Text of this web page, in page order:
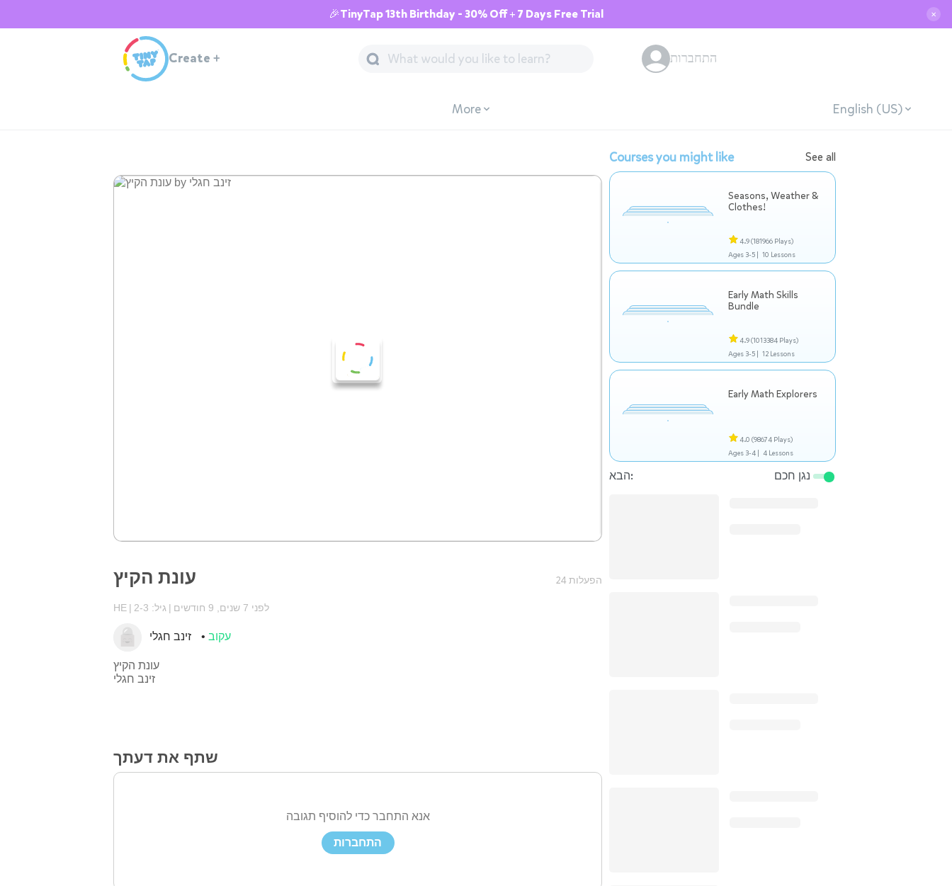
🎉TinyTap 13th Birthday - 30% Off + 7 Days Free Trial ✕
Create + התחברות
More English (US)
עונת הקיץ 24 הפעלות
HE גיל: 2-3 לפני 7 שנים, 9 חודשים
עקוב
עונת הקיץ
זינב חגלי
שתף את דעתך
אנא התחבר כדי להוסיף תגובה
התחברות
Courses you might like See all
Seasons, Weather &
Clothes!
4.9(181966 Plays)
Ages 3-5 | 10 Lessons
Early Math Skills
Bundle
4.9(1013384 Plays)
Ages 3-5 | 12 Lessons
Early Math Explorers
4.0 (98674 Plays)
Ages 3-4 | 4 Lessons
הבא: